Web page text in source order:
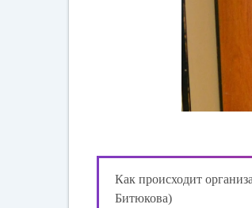
Как происходит
Битюкова)